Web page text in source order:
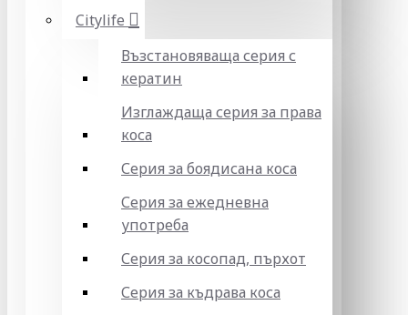
Citylife
Възстановяваща серия с
кератин
Изглаждаща серия за права
коса
Серия за боядисана коса
Серия за ежедневна
употреба
Серия за косопад, пърхот
Серия за къдрава коса